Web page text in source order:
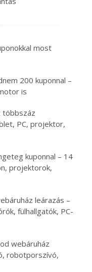
most
200 kuponnal –
is
többszáz
PC, projektor,
kuponnal – 14
projektorok,
leárazás –
fülhallgatók, PC-
webáruház
robotporszívó,